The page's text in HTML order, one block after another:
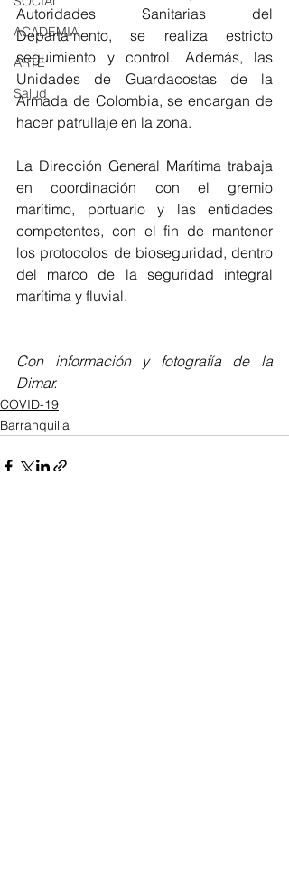
ACADEMIA
ARTE
Salud
Autoridades Sanitarias del
Departamento, se realiza estricto
seguimiento y control. Además, las
Unidades de Guardacostas de la
Armada de Colombia, se encargan de
hacer patrullaje en la zona.
La Dirección General Marítima trabaja
en coordinación con el gremio
marítimo, portuario y las entidades
competentes, con el fin de mantener
los protocolos de bioseguridad, dentro
del marco de la seguridad integral
marítima y fluvial.
Con información y fotografía de la
Dimar.
COVID-19
Barranquilla